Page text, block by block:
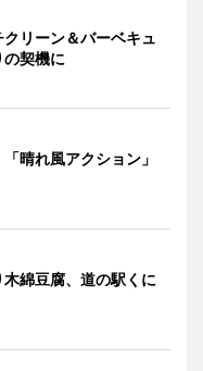
リーン＆バーベキュ
契機に
晴れ風アクション」
木綿豆腐、道の駅くに